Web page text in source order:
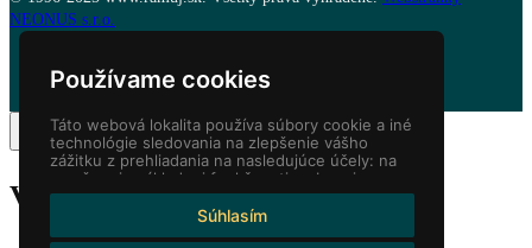
Používame cookies
Táto webová lokalita používa súbory cookie a iné
technológie sledovania na zlepšenie vášho
zážitku z prehliadania na nasledujúce účely: na
umožnenie základnej funkčnosti webovej
stránky,pre lepší zážitok na webe,na meranie
vášho záujmu o naše produkty a služby a na
Súhlasím
NEONUS s.r.o.
Váš košík(items: 0)